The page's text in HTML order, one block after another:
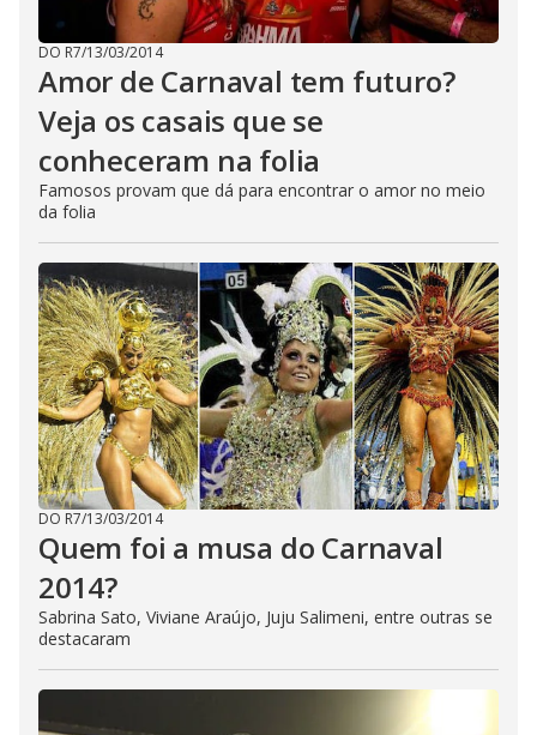
DO R7/13/03/2014
Amor de Carnaval tem futuro?
Veja os casais que se
conheceram na folia
Famosos provam que dá para encontrar o amor no meio
da folia
DO R7/13/03/2014
Quem foi a musa do Carnaval
2014?
Sabrina Sato, Viviane Araújo, Juju Salimeni, entre outras se
destacaram